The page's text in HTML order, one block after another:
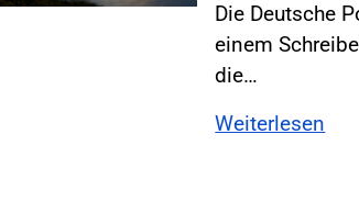
Die Deutsche
einem
die…
Weiterlesen